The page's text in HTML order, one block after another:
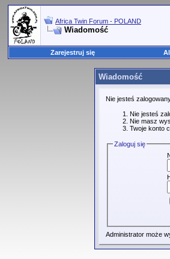
Africa Twin Forum - POLAND
Wiadomość
Zarejestruj się
Wiadomość
Nie jesteś
Nie jesteś
Nie masz
Twoje konto
Zaloguj się
Administrator może